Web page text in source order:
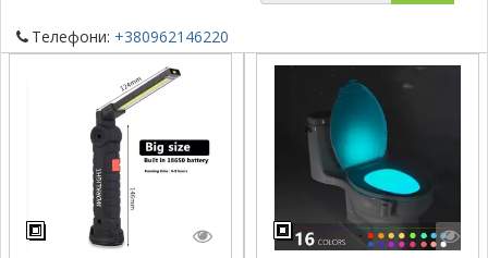
Телефони: +380962146220